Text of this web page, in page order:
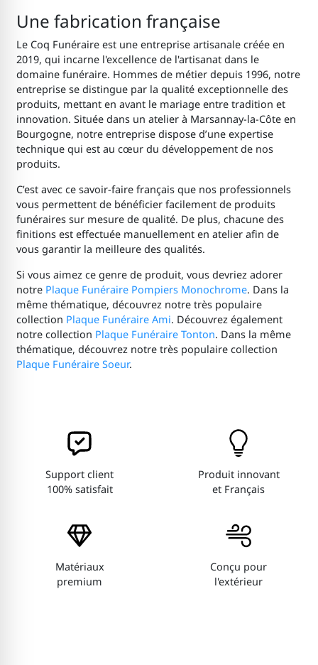
Une fabrication française
Le Coq Funéraire est une entreprise artisanale créée en
2019, qui incarne l'excellence de l'artisanat dans le
domaine funéraire. Hommes de métier depuis 1996, notre
entreprise se distingue par la qualité exceptionnelle des
produits, mettant en avant le mariage entre tradition et
innovation. Située dans un atelier à Marsannay-la-Côte en
Bourgogne, notre entreprise dispose d’une expertise
technique qui est au cœur du développement de nos
produits.
C’est avec ce savoir-faire français que nos professionnels
vous permettent de bénéficier facilement de produits
funéraires sur mesure de qualité. De plus, chacune des
finitions est effectuée manuellement en atelier afin de
vous garantir la meilleure des qualités.
Si vous aimez ce genre de produit, vous devriez adorer
notre Plaque Funéraire Pompiers Monochrome. Dans la
même thématique, découvrez notre très populaire
collection Plaque Funéraire Ami. Découvrez également
notre collection Plaque Funéraire Tonton. Dans la même
thématique, découvrez notre très populaire collection
Plaque Funéraire Soeur.
Support client
100% satisfait
Produit innovant
et Français
Matériaux
premium
Conçu pour
l'extérieur